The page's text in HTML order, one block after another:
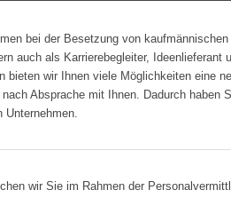
bei der Besetzung von
auch als Karrierebegleiter,
bieten wir Ihnen viele Möglichkeiten eine
Absprache mit Ihnen. Dadurch haben
Unternehmen.
wir Sie im Rahmen der